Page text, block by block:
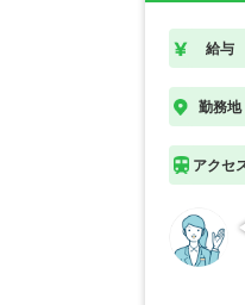
給与
勤務地
アクセ